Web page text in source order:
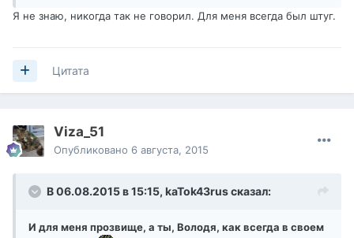
Я не знаю, никогда так не говорил. Для меня всегда был штуг.
Цитата
Viza_51
Опубликовано 6 августа, 2015
В 06.08.2015 в 15:15, kaTok43rusсказал:
И для меня прозвище, а ты, Володя, как всегда в своем